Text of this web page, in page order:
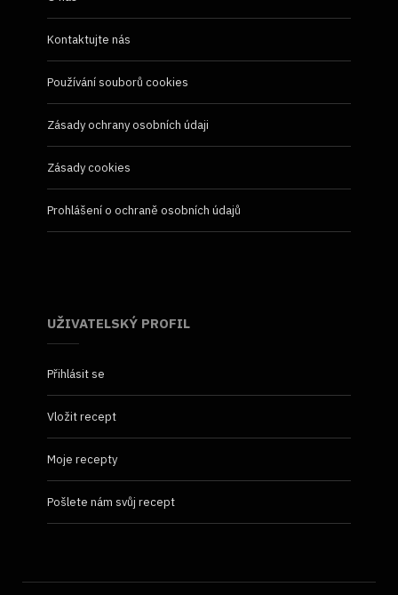
Kontaktujte nás
Používání souborů cookies
Zásady ochrany osobních údaji
Zásady cookies
Prohlášení o ochraně osobních údajů
UŽIVATELSKÝ PROFIL
Přihlásit se
Vložit recept
Moje recepty
Pošlete nám svůj recept